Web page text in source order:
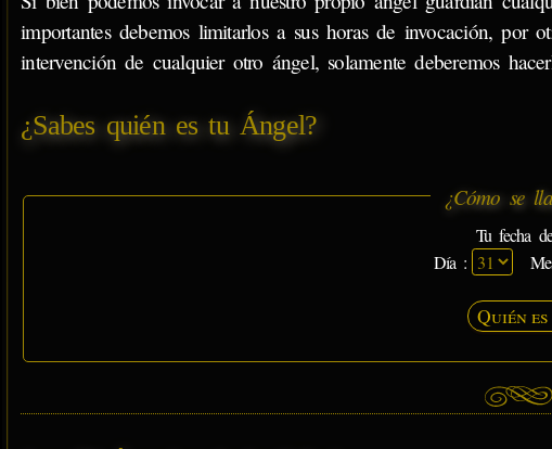
importantes debemos limitarlos a sus horas de invocación, por
intervención de cualquier otro ángel, solamente deberemos
¿Sabes quién es tu Ángel?
¿Cómo se
Tu fecha
Día :
Quién